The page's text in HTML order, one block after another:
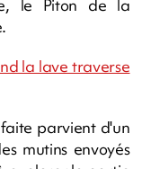
le Piton de la
la lave traverse
parvient d'un
mutins envoyés